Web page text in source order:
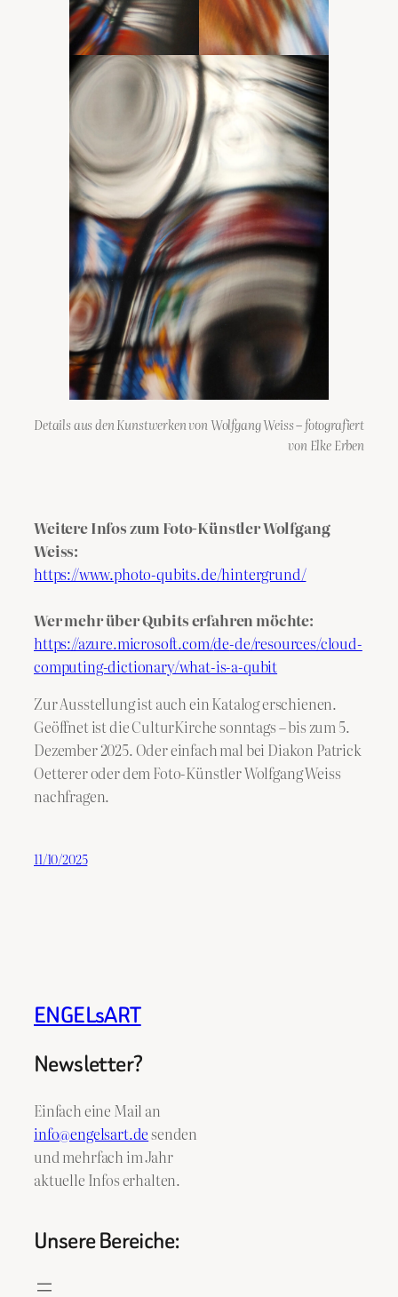
Details aus den Kunstwerken von Wolfgang Weiss – fotografiert
von Elke Erben
Weitere Infos zum Foto-Künstler Wolfgang
Weiss:
https://www.photo-qubits.de/hintergrund/
Wer mehr über Qubits erfahren möchte:
https://azure.microsoft.com/de-de/resources/cloud-
computing-dictionary/what-is-a-qubit
Zur Ausstellung ist auch ein Katalog erschienen.
Geöffnet ist die CulturKirche sonntags – bis zum 5.
Dezember 2025. Oder einfach mal bei Diakon Patrick
Oetterer oder dem Foto-Künstler Wolfgang Weiss
nachfragen.
11/10/2025
ENGELsART
Newsletter?
Einfach eine Mail an
info@engelsart.desenden
und mehrfach im Jahr
aktuelle Infos erhalten.
Unsere Bereiche: